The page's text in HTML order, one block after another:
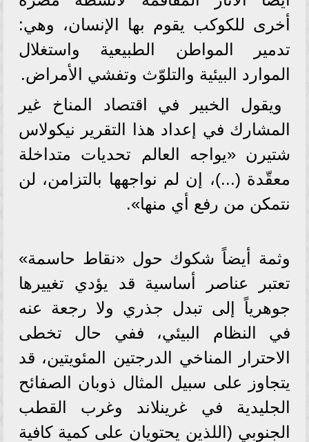
أخرى للكوكب يقوم بها الإنسان، وهي:
تدمير المواطن الطبيعية واستغلال
الموارد البيئية والتلوّث وتفشي الأمراض.
ويقول الخبير في اقتصاد المناخ غير
المشارك في إعداد هذا التقرير نيكولاس
شتيرن «يواجه العالم تحديات متداخلة
معقّدة (...)، إن لم نواجهها بالتزامن، لن
نتمكن من رفع أي منها».
وثمة أيضاً شكوك حول «نقاط حاسمة»
تعتبر عناصر أساسية قد يؤدي تغييرها
جوهرياً إلى تبدل جذري ولا رجعة عنه
في النظام البيئي، ففي حال تخطى
الاحترار المناخي الدرجتين المئويتين، قد
يتجاوز على سبيل المثال ذوبان الصفائح
الجليدية في غرينلاند وغرب القطب
الجنوبي (اللذين يحتويان على كمية كافية